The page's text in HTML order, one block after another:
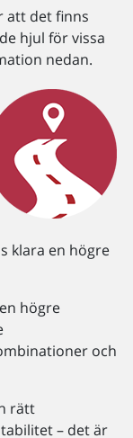
att det finns
hjul för vissa
nedan.
klara en högre
högre
och
rätt
– det är